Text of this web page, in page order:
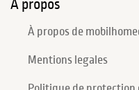
A propos
À propos de
Mentions legales